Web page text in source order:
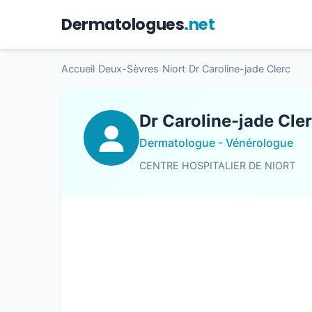
Dermatologues.net
Accueil Deux-Sèvres Niort Dr Caroline-jade Clerc
Dr Caroline-jade
Dermatologue - Vénérologue
CENTRE HOSPITALIER DE NIORT